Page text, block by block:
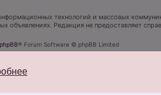
технологий и массовых
объявлениях. Редакция не предоставляет
phpBB® Forum Software © phpBB Limited